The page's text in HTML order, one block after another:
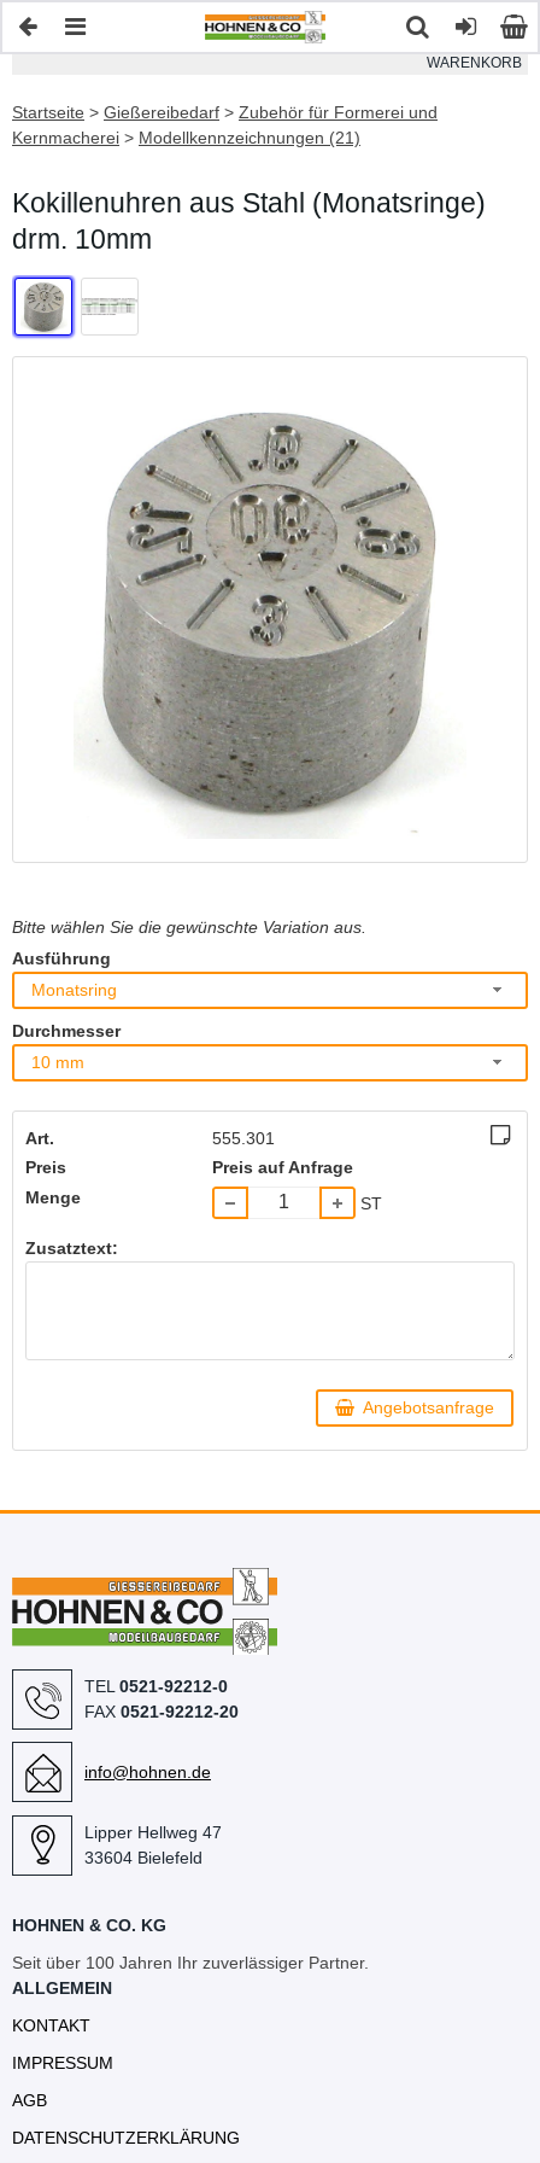
WARENKORB
Startseite > Gießereibedarf > Zubehör für Formerei und
Kernmacherei > Modellkennzeichnungen (21)
Kokillenuhren aus Stahl (Monatsringe)
drm. 10mm
Bitte wählen Sie die gewünschte Variation aus.
Ausführung
Monatsring
Durchmesser
10 mm
Art.
555.301
Preis
Preis auf Anfrage
Menge
ST
Zusatztext:
Angebotsanfrage
TEL 0521-92212-0
FAX 0521-92212-20
info@hohnen.de
Lipper Hellweg 47
33604 Bielefeld
HOHNEN & CO. KG
Seit über 100 Jahren Ihr zuverlässiger Partner.
ALLGEMEIN
KONTAKT
IMPRESSUM
AGB
DATENSCHUTZERKLÄRUNG